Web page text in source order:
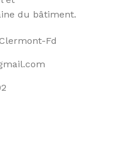
du bâtiment.
Fd